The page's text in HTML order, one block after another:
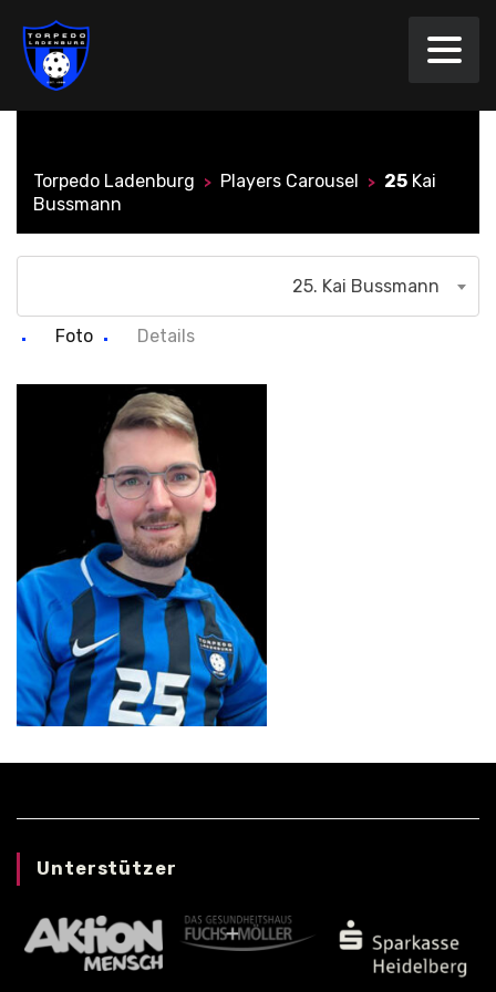
Torpedo Ladenburg > Players Carousel > 25 Kai
Bussmann
25. Kai Bussmann
Foto Details
Unterstützer